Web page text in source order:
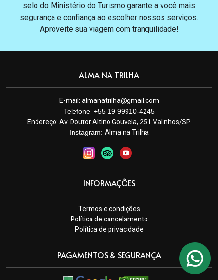
selo do Ministério do Turismo garante a você mais
segurança e confiança ao escolher nossos serviços.
Aproveite sua viagem com tranquilidade!
ALMA NA TRILHA
E-mail: almanatrilha@gmail.com
Telefone: +55 19 99910-4245
Endereço: Av. Doutor Altino Gouveia, 251 Valinhos/SP
Instagram: Alma na Trilha
INFORMAÇÕES
Termos e condições
Política de cancelamento
Política de privacidade
PAGAMENTOS & SEGURANÇA